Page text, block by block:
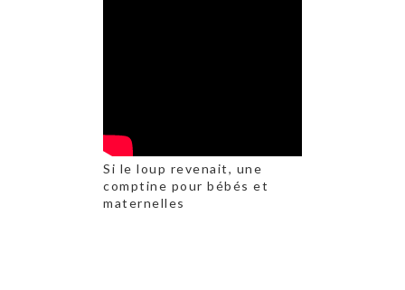
Si le loup revenait, une
comptine pour bébés et
maternelles